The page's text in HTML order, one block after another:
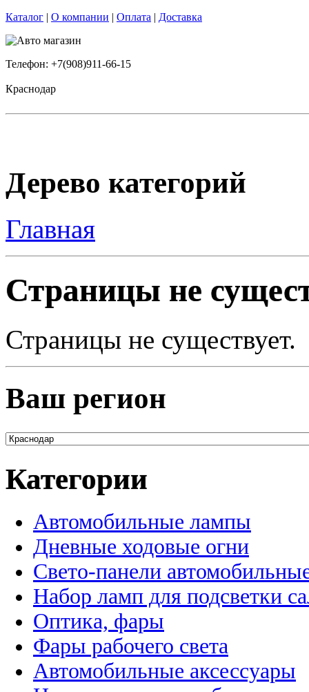
Каталог | О компании | Оплата | Доставка
Телефон: +7(908)911-66-15
Краснодар
Дерево категорий
Главная
Страницы не
Страницы не существует.
Ваш регион
Категории
Автомобильные лампы
Дневные ходовые огни
Свето-панели
Набор ламп для подсветки
Оптика, фары
Фары рабочего света
Автомобильные аксессуары